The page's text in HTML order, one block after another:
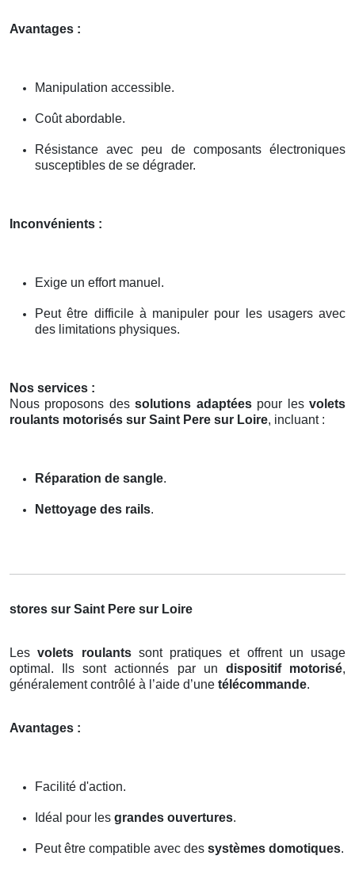
Avantages :
Manipulation accessible.
Coût abordable.
Résistance avec peu de composants électroniques
susceptibles de se dégrader.
Inconvénients :
Exige un effort manuel.
Peut être difficile à manipuler pour les usagers avec
des limitations physiques.
Nos services :
Nous proposons dessolutions adaptéespour lesvolets
roulants motorisés sur Saint Pere sur Loire, incluant :
Réparation de sangle.
Nettoyage des rails.
stores sur Saint Pere sur Loire
Lesvolets roulantssont pratiques et offrent un usage
optimal. Ils sont actionnés par un dispositif motorisé,
généralement contrôlé à l’aide d’une télécommande.
Avantages :
Facilité d'action.
Idéal pour les grandes ouvertures.
Peut être compatible avec des systèmes domotiques.